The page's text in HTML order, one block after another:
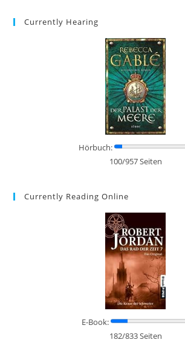
Currently Hearing
Hörbuch:
100/957 Seiten
Currently Reading Online
E-Book:
182/833 Seiten